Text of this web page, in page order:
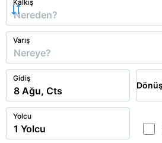
Kalkış
Varış
Gidiş
Yolcu